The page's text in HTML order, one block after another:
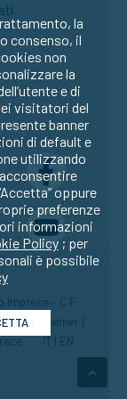
– C.F.
|Disclaimer
IT EN
la
consenso, il
non
la
e di
visitatori del
banner
di default e
utilizzando
oppure
preferenze
informazioni
Policy; per
è possibile